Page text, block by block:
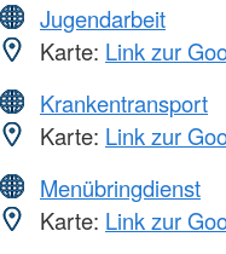
Jugendarbeit
Karte: Link zur
Krankentransport
Karte: Link zur
Menübringdienst
Karte: Link zur